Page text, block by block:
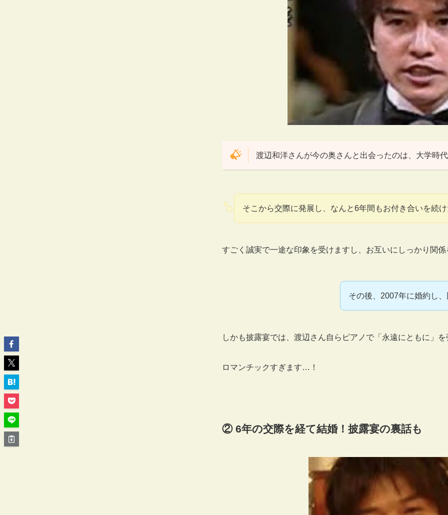
渡辺和洋さんが今の奥さんと出会ったのは、大学時
そこから交際に発展し、なんと6年間もお付き合いを続
すごく誠実で一途な印象を受けますし、お互いにしっかり関
その後、2007年に婚約し
しかも披露宴では、渡辺さん自らピアノで「永遠にともに」
ロマンチックすぎます…！
② 6年の交際を経て結婚！披露宴の裏話も